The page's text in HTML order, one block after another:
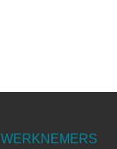
WERKNEMERS